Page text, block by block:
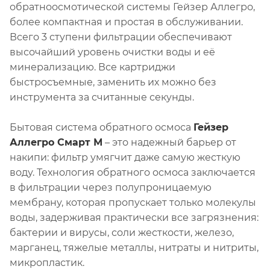
обратноосмотической системы Гейзер Аллегро,
более компактная и простая в обслуживании.
Всего 3 ступени фильтрации обеспечивают
высочайший уровень очистки воды и её
минерализацию. Все картриджи
быстросъемные, заменить их можно без
инструмента за считанные секунды.
Бытовая система обратного осмоса Гейзер
Аллегро Смарт М – это надежный барьер от
накипи: фильтр умягчит даже самую жесткую
воду. Технология обратного осмоса заключается
в фильтрации через полупроницаемую
мембрану, которая пропускает только молекулы
воды, задерживая практически все загрязнения:
бактерии и вирусы, соли жесткости, железо,
марганец, тяжелые металлы, нитраты и нитриты,
микропластик.